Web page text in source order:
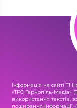
Інформація на сайті Т1
«ТРО Тернопіль-Медіа»
використання текстів,
поширення інформації